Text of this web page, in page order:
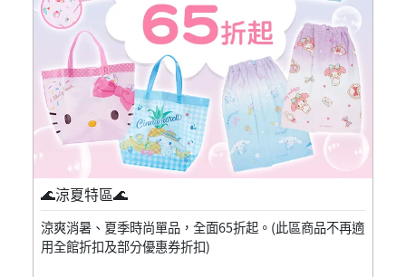
🌊涼夏特區🌊
涼爽消暑、夏季時尚單品，全面65折起。(此區商品不再適
用全館折扣及部分優惠券折扣)